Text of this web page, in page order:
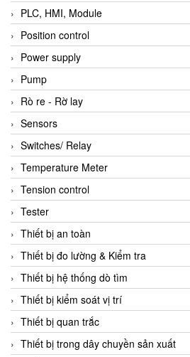
PLC, HMI, Module
Position control
Power supply
Pump
Rò re - Rờ lay
Sensors
Switches/ Relay
Temperature Meter
Tension control
Tester
Thiết bị an toàn
Thiết bị đo lường & Kiểm tra
Thiết bị hệ thống dò tìm
Thiết bị kiểm soát vị trí
Thiết bị quan trắc
Thiết bị trong dây chuyền sản xuất